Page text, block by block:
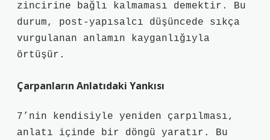
zincirine bağlı kalmaması demektir. Bu
durum, post-yapısalcı düşüncede sıkça
vurgulanan anlamın kayganlığıyla
örtüşür.
Çarpanların Anlatıdaki Yankısı
7’nin kendisiyle yeniden çarpılması,
anlatı içinde bir döngü yaratır. Bu